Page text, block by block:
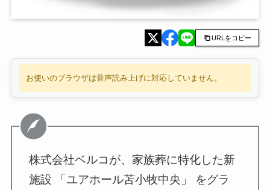
URLをコピー
お使いのブラウザは音声読み上げに対応していません。
株式会社ベルコが、家族葬に特化した新
施設 「ユアホール苫小牧中央」 をグラ